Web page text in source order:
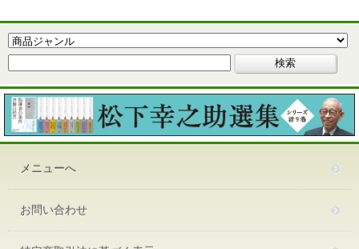
メニューへ
お問い合わせ